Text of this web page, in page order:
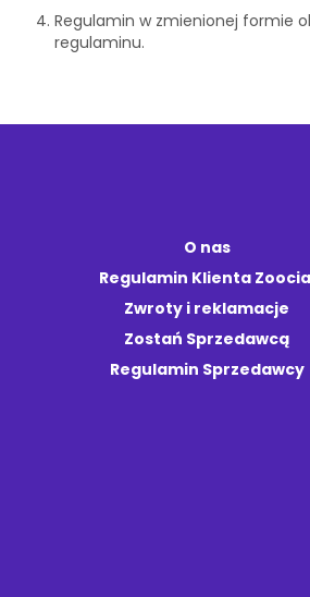
Regulamin w zmienionej formie
regulaminu.
O nas
Regulamin Klienta
Zwroty i reklamacje
Zostań Sprzedawcą
Regulamin Sprzedawcy